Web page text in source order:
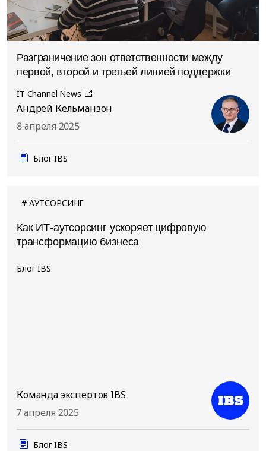
Разграничение зон ответственности между
первой, второй и третьей линией поддержки
IT Channel News
Андрей Кельманзон
8 апреля 2025
Блог IBS
АУТСОРСИНГ
Как ИТ-аутсорсинг ускоряет цифровую
трансформацию бизнеса
Блог IBS
Команда экспертов IBS
7 апреля 2025
Блог IBS